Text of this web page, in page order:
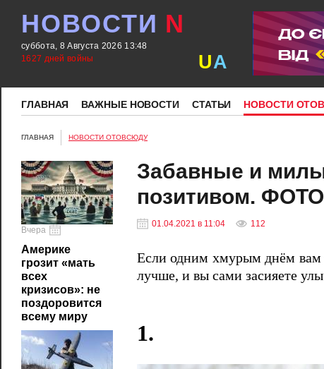
НОВОСТИ N
суббота, 8 Августа 2026 13:48
1627 дней войны
UA
ГЛАВНАЯ ВАЖНЫЕ НОВОСТИ СТАТЬИ НОВОСТИ
ГЛАВНАЯ НОВОСТИ ОТОВСЮДУ
Вчера
Америке
грозит «мать
всех
кризисов»: не
поздоровится
всему миру
Забавные и
позитивом. ФОТО
01.04.2021 в 11:04 112
Если одним хмурым днём вам
лучше, и вы сами засияете
1.